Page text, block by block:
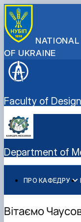
OF UKRAINE
Faculty of
Department of
ПРО КАФЕДРУ
Історія кафедри
Співпраця
Навчальна
Робочі
Наукова
Освітньо-
Освітні
Вітаємо